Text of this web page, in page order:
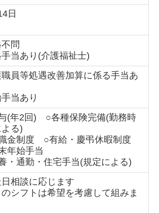
日
問
当あり(介護福祉士)
員等処遇改善加算に係る手当あ
当あり
(年2回) ○各種保険完備(勤務時
る)
金制度 ○有給・慶弔休暇制度
年始手当
・通勤・住宅手当(規定による)
日相談に応じます
シフトは希望を考慮して組みま